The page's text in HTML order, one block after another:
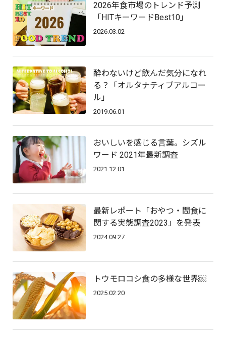
2026年食市場のトレンド予測
「HITキーワードBest10」
2026.03.02
酔わないけど飲んだ気分になれ
る？「オルタナティブアルコー
ル」
2019.06.01
おいしいを感じる言葉。シズル
ワード 2021年最新調査
2021.12.01
最新レポート「おやつ・間食に
関する実態調査2023」を発表
2024.09.27
トウモロコシ食の多様な世界￼
2025.02.20